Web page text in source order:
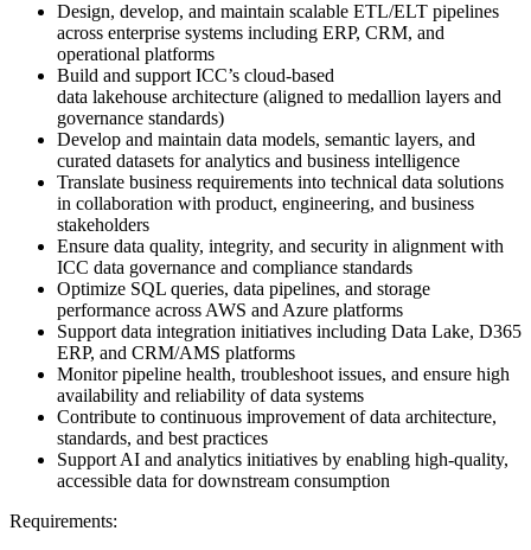
Design, develop, and maintain scalable ETL/ELT pipelines
across enterprise systems including ERP, CRM, and
operational platforms
Build and support ICC’s cloud-based
data lakehouse architecture (aligned to medallion layers and
governance standards)
Develop and maintain data models, semantic layers, and
curated datasets for analytics and business intelligence
Translate business requirements into technical data solutions
in collaboration with product, engineering, and business
stakeholders
Ensure data quality, integrity, and security in alignment with
ICC data governance and compliance standards
Optimize SQL queries, data pipelines, and storage
performance across AWS and Azure platforms
Support data integration initiatives including Data Lake, D365
ERP, and CRM/AMS platforms
Monitor pipeline health, troubleshoot issues, and ensure high
availability and reliability of data systems
Contribute to continuous improvement of data architecture,
standards, and best practices
Support AI and analytics initiatives by enabling high-quality,
accessible data for downstream consumption
Requirements: